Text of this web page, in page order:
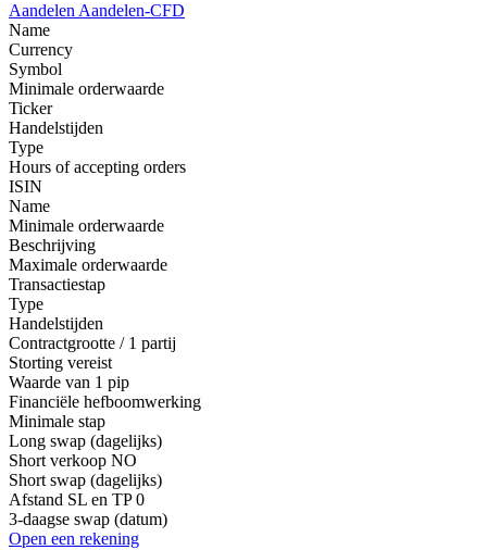
Aandelen Aandelen-CFD
Name
Currency
Symbol
Minimale orderwaarde
Ticker
Handelstijden
Type
Hours of accepting orders
ISIN
Name
Minimale orderwaarde
Beschrijving
Maximale orderwaarde
Transactiestap
Type
Handelstijden
Contractgrootte / 1 partij
Storting vereist
Waarde van 1 pip
Financiële hefboomwerking
Minimale stap
Long swap (dagelijks)
Short verkoop NO
Short swap (dagelijks)
Afstand SL en TP 0
3-daagse swap (datum)
Open een rekening